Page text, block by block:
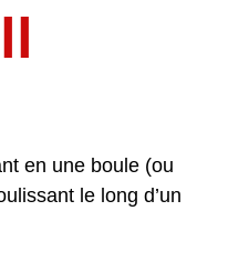
en une boule (ou
le long d’un